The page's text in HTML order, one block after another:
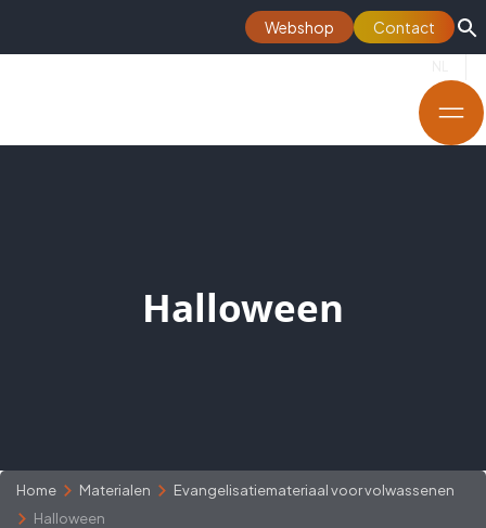
Webshop Contact
Halloween
Home Materialen
Evangelisatiemateriaal voor volwassenen
Halloween